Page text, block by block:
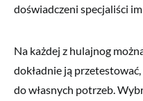
doświadczeni specjaliści
Na każdej z hulajnog
dokładnie ją
do własnych potrzeb.